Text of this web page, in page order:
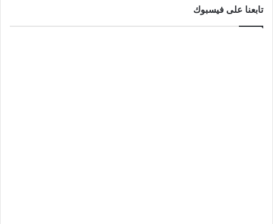
تابعنا على فيسبوك